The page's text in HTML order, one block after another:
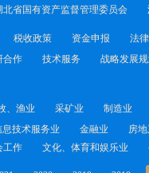
北省国有资产监督管理委员会
税收政策 资金申报
法
合作 技术服务
战略发展
、渔业 采矿业
制造业
技术服务业
金融业
房
工作 文化、体育和娱乐业